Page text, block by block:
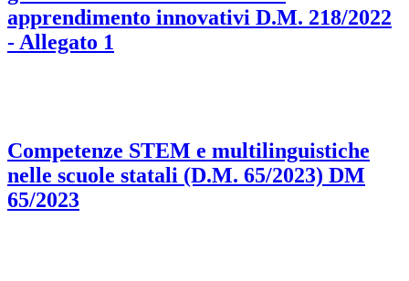
apprendimento innovativi D.M. 218/2022
- Allegato 1
Competenze STEM e multilinguistiche
nelle scuole statali (D.M. 65/2023) DM
65/2023